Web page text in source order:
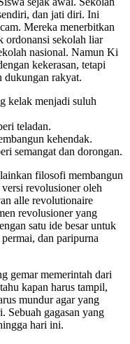
dan jati diri. Ini
Mereka menerbitkan
ordonansi sekolah liar
nasional. Namun Ki
kekerasan, tetapi
dukungan rakyat.
kelak menjadi suluh
teladan.
kehendak.
semangat dan dorongan.
filosofi membangun
revolusioner oleh
alle revolutionaire
revolusioner yang
satu ide besar untuk
dan paripurna
gemar memerintah dari
kapan harus tampil,
mundur agar yang
Sebuah gagasan yang
hari ini.